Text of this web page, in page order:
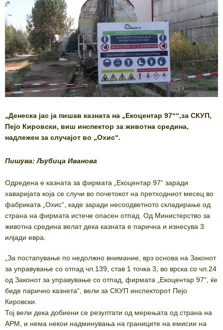
„Денеска јас ја пишав казната на „Екоцентар 97““,за СКУП,
Пејо Кировски, виш инспектор за животна средина,
надлежен за случајот во „Охис“.
Пишува: Љубица Иванова
Одредена е казната за фирмата „Екоцентар 97“ заради
хаваријата која се случи во почетокот на претходниот месец во
фабриката „Охис“, каде заради несоодветното складирање од
страна на фирмата истече опасен отпад. Од Министерство за
животна средина велат дека казната е парична и изнесува 3
илјади евра.
„За постапување по недолжно внимание, врз основа на Законот
за управување со отпад чл.139, став 1 точка 3, во врска со чл.24
од Законот за управување со отпад, фирмата „Екоцентар 97“, ќе
биде парично казнета“, вели за СКУП инспекторот Пејо
Кировски.
Тој вели дека добиени се резултати од мерењата од страна на
АРМ, и нема некои надминувања на границите на емисии на